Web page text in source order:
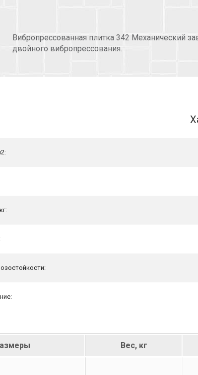
Вибропрессованная плитка 342 Механический
двойного вибропрессования.
Вес, кг